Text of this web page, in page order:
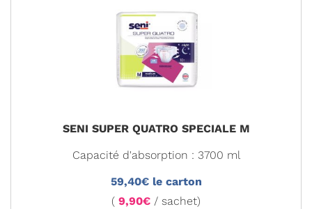
SENI SUPER QUATRO SPECIALE M
Capacité d'absorption : 3700 ml
59,40€ le carton
( 9,90€ / sachet)